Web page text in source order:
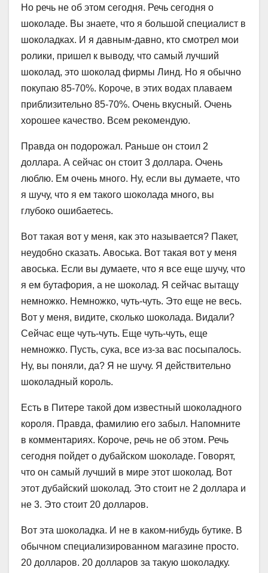
Но речь не об этом сегодня. Речь сегодня о
шоколаде. Вы знаете, что я большой специалист в
шоколадках. И я давным-давно, кто смотрел мои
ролики, пришел к выводу, что самый лучший
шоколад, это шоколад фирмы Линд. Но я обычно
покупаю 85-70%. Короче, в этих водах плаваем
приблизительно 85-70%. Очень вкусный. Очень
хорошее качество. Всем рекомендую.
Правда он подорожал. Раньше он стоил 2
доллара. А сейчас он стоит 3 доллара. Очень
люблю. Ем очень много. Ну, если вы думаете, что
я шучу, что я ем такого шоколада много, вы
глубоко ошибаетесь.
Вот такая вот у меня, как это называется? Пакет,
неудобно сказать. Авоська. Вот такая вот у меня
авоська. Если вы думаете, что я все еще шучу, что
я ем бутафория, а не шоколад. Я сейчас вытащу
немножко. Немножко, чуть-чуть. Это еще не весь.
Вот у меня, видите, сколько шоколада. Видали?
Сейчас еще чуть-чуть. Еще чуть-чуть, еще
немножко. Пусть, сука, все из-за вас посыпалось.
Ну, вы поняли, да? Я не шучу. Я действительно
шоколадный король.
Есть в Питере такой дом известный шоколадного
короля. Правда, фамилию его забыл. Напомните
в комментариях. Короче, речь не об этом. Речь
сегодня пойдет о дубайском шоколаде. Говорят,
что он самый лучший в мире этот шоколад. Вот
этот дубайский шоколад. Это стоит не 2 доллара и
не 3. Это стоит 20 долларов.
Вот эта шоколадка. И не в каком-нибудь бутике. В
обычном специализированном магазине просто.
20 долларов. 20 долларов за такую шоколадку.